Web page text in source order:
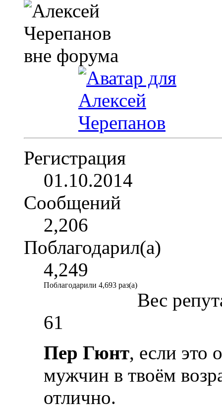
Регистрация
01.10.2014
Сообщений
2,206
Поблагодарил(а)
4,249
Поблагодарили 4,693 раз(а)
Вес
61
Пер Гюнт, если это
мужчин в твоём
отлично.